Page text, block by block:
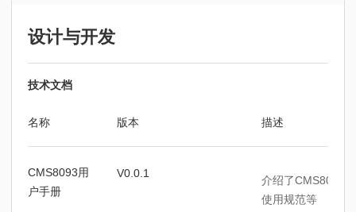
设计与开发
技术文档
名称 版本 描述
CMS8093用
户手册
V0.0.1
介绍了CMS8093
使用规范等